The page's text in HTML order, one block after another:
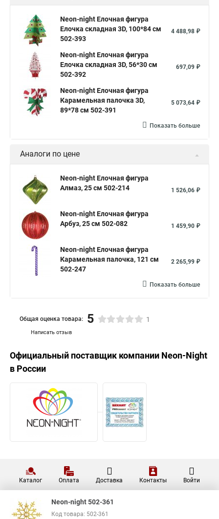
Neon-night Елочная фигура
Елочка складная 3D, 100*84 см
502-393
4 488,98 ₽
Neon-night Елочная фигура
Елочка складная 3D, 56*30 см
502-392
697,09 ₽
Neon-night Елочная фигура
Карамельная палочка 3D,
89*78 см 502-391
5 073,64 ₽
Показать больше
Аналоги по цене
Neon-night Елочная фигура
Алмаз, 25 см 502-214
1 526,06 ₽
Neon-night Елочная фигура
Арбуз, 25 см 502-082
1 459,90 ₽
Neon-night Елочная фигура
Карамельная палочка, 121 см
502-247
2 265,99 ₽
Показать больше
Написать отзыв
Общая оценка товара: 5 1
Официальный поставщик компании Neon-Night
в России
Каталог Оплата Доставка Контакты Войти
Neon-night 502-361
Код товара: 502-361